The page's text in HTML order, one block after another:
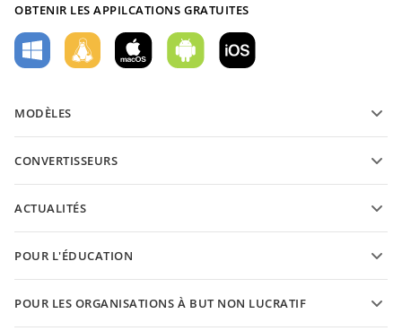
OBTENIR LES APPILCATIONS GRATUITES
MODÈLES
Modèles de documents texte
CONVERTISSEURS
Convertissez des feuilles de calcul
ACTUALITÉS
POUR L'ÉDUCATION
Pour les enseignants
POUR LES ORGANISATIONS À BUT NON LUCRATIF